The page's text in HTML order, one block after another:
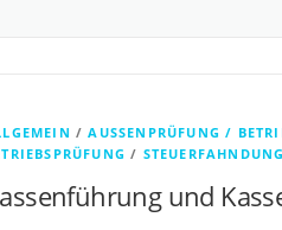
/AUSSENPRÜFUNG /
/ STEUERFAHNDUNG
und